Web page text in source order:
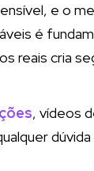
e o
é
reais cria
, vídeos